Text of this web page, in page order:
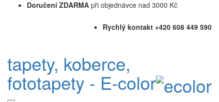
Doručení ZDARMA při objednávce nad 3000 Kč
Rychlý kontakt +420 608 449 590
tapety, koberce,
fototapety - E-color